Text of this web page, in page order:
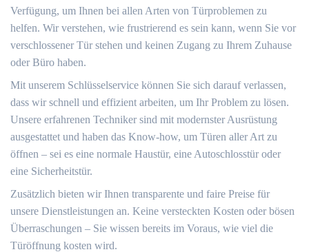
Verfügung, um Ihnen bei allen Arten von Türproblemen zu
helfen.​ Wir verstehen, wie frustrierend es sein kann, wenn Sie vor
verschlossener Tür stehen und keinen Zugang zu Ihrem Zuhause
oder Büro haben.​
Mit unserem Schlüsselservice können Sie sich darauf verlassen,
dass wir schnell und effizient arbeiten, um Ihr Problem zu lösen.​
Unsere erfahrenen Techniker sind mit modernster Ausrüstung
ausgestattet und haben das Know-how, um Türen aller Art zu
öffnen – sei es eine normale Haustür, eine Autoschlosstür oder
eine Sicherheitstür.
Zusätzlich bieten wir Ihnen transparente und faire Preise für
unsere Dienstleistungen an. Keine versteckten Kosten oder bösen
Überraschungen – Sie wissen bereits im Voraus, wie viel die
Türöffnung kosten wird.​